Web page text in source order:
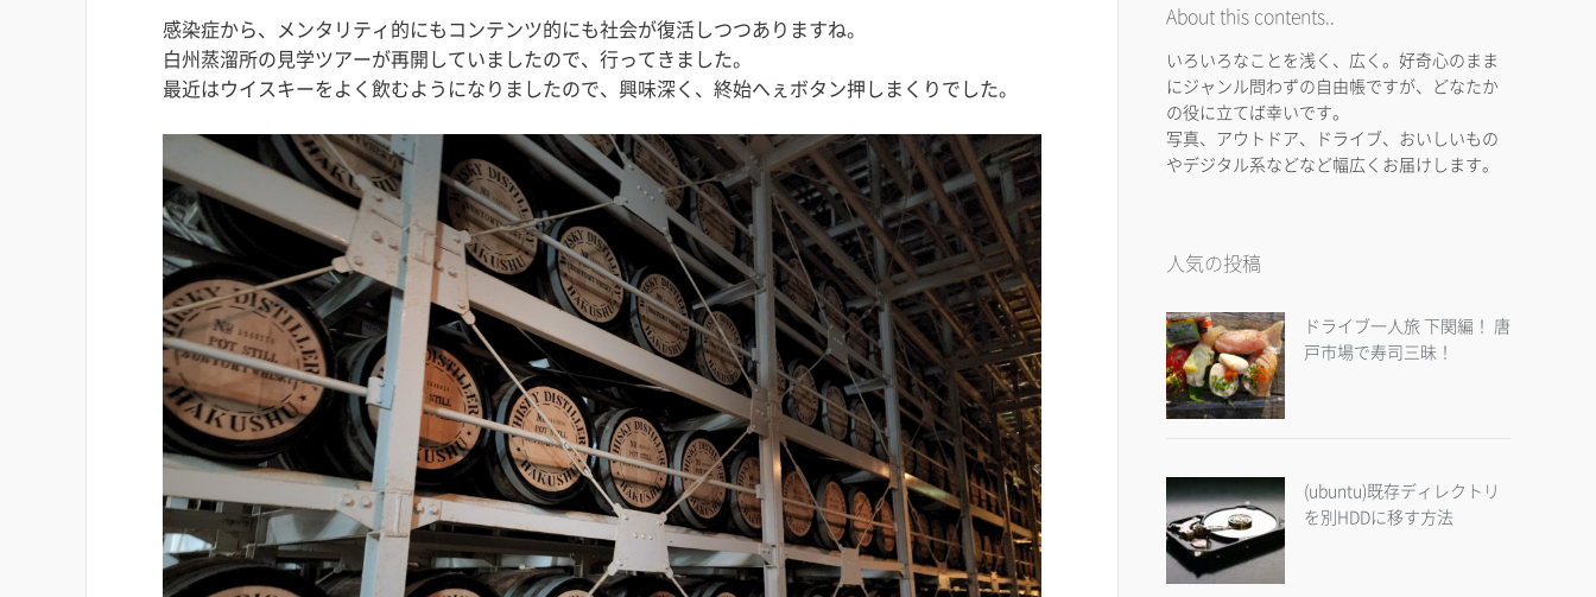
感染症から、メンタリティ的にもコンテンツ的にも社会が復活しつつありますね。
白州蒸溜所の見学ツアーが再開していましたので、行ってきました。
最近はウイスキーをよく飲むようになりましたので、興味深く、終始へぇボタン押しまくりでした。
About this contents..
いろいろなことを浅く、広く。好奇心のまま
にジャンル問わずの自由帳ですが、どなたか
の役に立てば幸いです。
写真、アウトドア、ドライブ、おいしいもの
やデジタル系などなど幅広くお届けします。
人気の投稿
ドライブ一人旅 下関編！ 唐
戸市場で寿司三昧！
(ubuntu)既存ディレクトリ
を別HDDに移す方法